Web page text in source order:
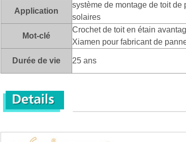
Application
système de montage de toit de
solaires
Mot-clé
Crochet de toit en étain
Xiamen pour fabricant de
Durée de vie 25 ans